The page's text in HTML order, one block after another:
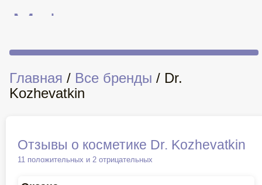
Главная / Все бренды / Dr.
Kozhevatkin
Отзывы о косметике Dr. Kozhevatkin
11 положительных и 2 отрицательных